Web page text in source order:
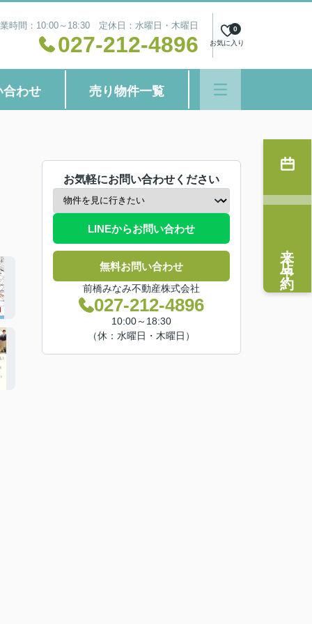
時間：10:00～18:30 定休日：水曜日・木曜日
027-212-4896 お気に入り
0
合わせ 売り物件一覧
お気軽にお問い合わせください
LINEからお問い合わせ
無料お問い合わせ
前橋みなみ不動産株式会社
027-212-4896
10:00～18:30
（休：水曜日・木曜日）
来店予約